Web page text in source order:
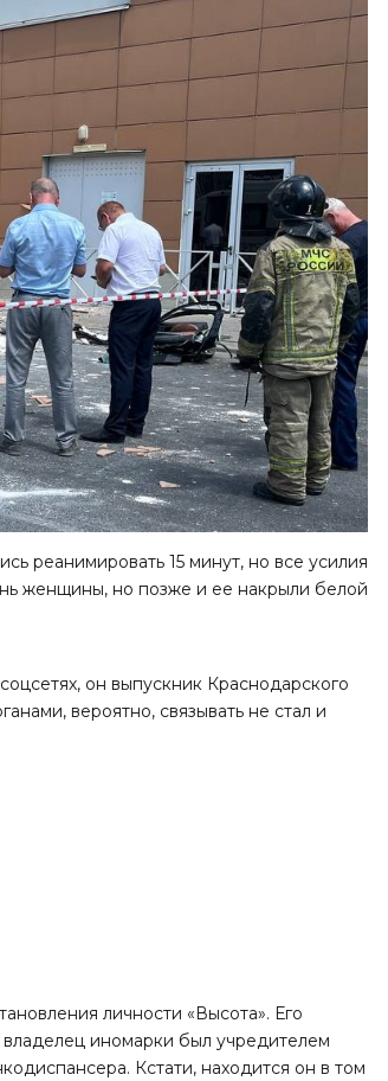
реанимировать 15 минут, но все усилия
женщины, но позже и ее накрыли белой
он выпускник Краснодарского
вероятно, связывать не стал и
личности «Высота». Его
иномарки был учредителем
Кстати, находится он в том